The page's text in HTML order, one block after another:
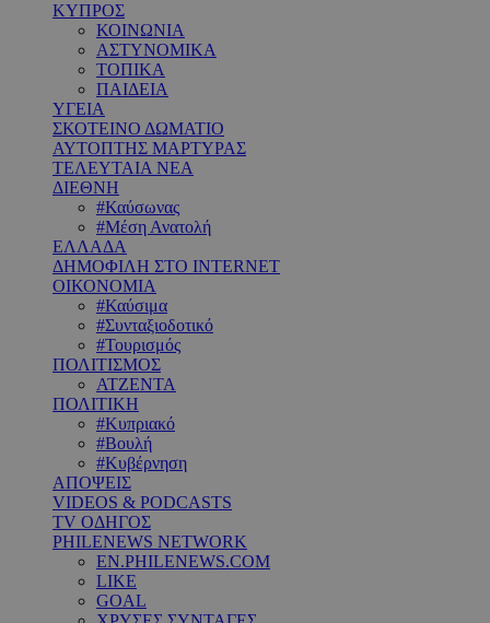
ΚΥΠΡΟΣ
ΚΟΙΝΩΝΙΑ
ΑΣΤΥΝΟΜΙΚΑ
ΤΟΠΙΚΑ
ΠΑΙΔΕΙΑ
ΥΓΕΙΑ
ΣΚΟΤΕΙΝΟ ΔΩΜΑΤΙΟ
ΑΥΤΟΠΤΗΣ ΜΑΡΤΥΡΑΣ
ΤΕΛΕΥΤΑΙΑ ΝΕΑ
ΔΙΕΘΝΗ
#Καύσωνας
#Μέση Ανατολή
ΕΛΛΑΔΑ
ΔΗΜΟΦΙΛΗ ΣΤΟ INTERNET
ΟΙΚΟΝΟΜΙΑ
#Καύσιμα
#Συνταξιοδοτικό
#Τουρισμός
ΠΟΛΙΤΙΣΜΟΣ
ΑΤΖΕΝΤΑ
ΠΟΛΙΤΙΚΗ
#Κυπριακό
#Βουλή
#Κυβέρνηση
ΑΠΟΨΕΙΣ
VIDEOS & PODCASTS
TV ΟΔΗΓΟΣ
PHILENEWS NETWORK
EN.PHILENEWS.COM
LIKE
GOAL